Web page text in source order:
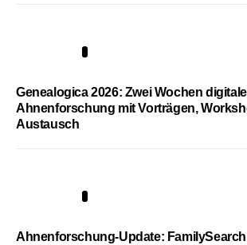
Genealogica 2026: Zwei Wochen digitale
Ahnenforschung mit Vorträgen,
Austausch
Ahnenforschung-Update: